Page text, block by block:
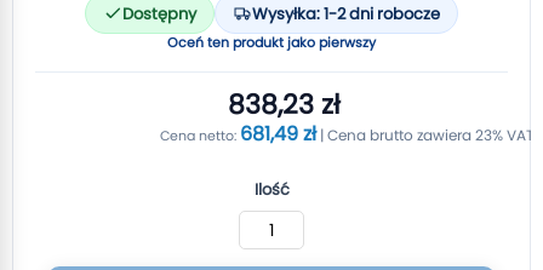
Dostępny Wysyłka: 1-2 dni robocze
Oceń ten produkt jako pierwszy
838,23 zł
681,49 zł
Ilość